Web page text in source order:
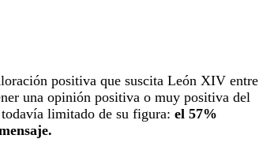
positiva que suscita León XIV entre
una opinión positiva o muy positiva del
limitado de su figura: el 57%